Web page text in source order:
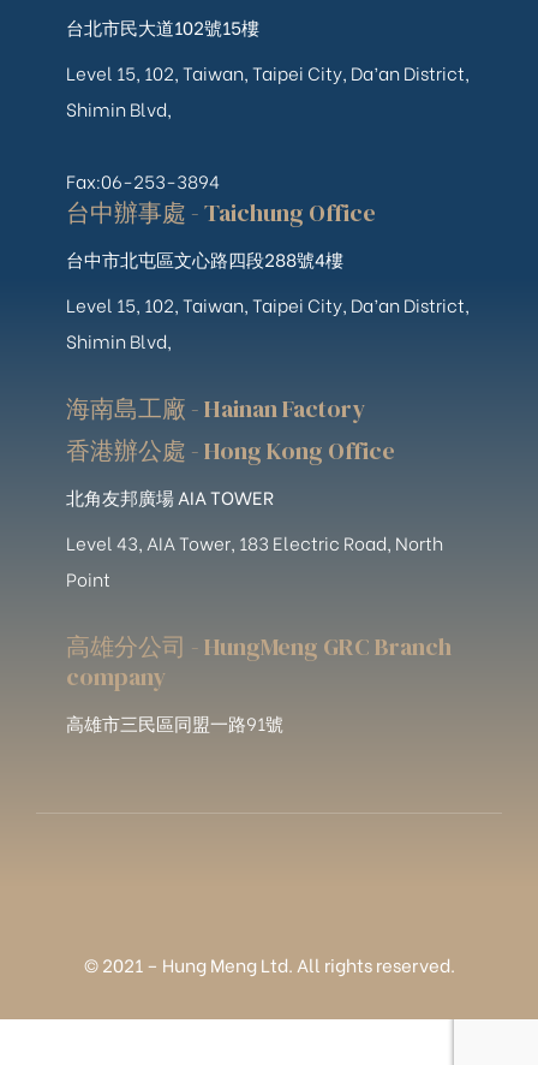
台北市民大道102號15樓
Level 15, 102, Taiwan, Taipei City, Da’an District,
Shimin Blvd,
Fax:06-253-3894
台中辦事處 - Taichung Office
台中市北屯區文心路四段288號4樓
Level 15, 102, Taiwan, Taipei City, Da’an District,
Shimin Blvd,
海南島工廠 - Hainan Factory
香港辦公處 - Hong Kong Office
北角友邦廣場 AIA TOWER
Level 43, AIA Tower, 183 Electric Road, North
Point
高雄分公司 - HungMeng GRC Branch
company
高雄市三民區同盟一路91號
© 2021 – Hung Meng Ltd. All rights reserved.